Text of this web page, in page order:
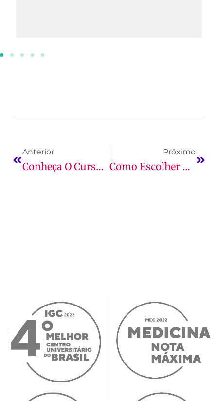
Anterior
Conheça O Curso De Biomedicina!
Próximo
Como Escolher Uma Faculdade De Farmácia Em São Luís?